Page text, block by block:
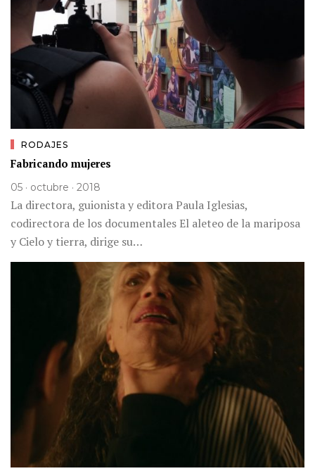
RODAJES
Fabricando mujeres
05 · octubre · 2018
La directora, guionista y editora Paula Iglesias,
codirectora de los documentales El aleteo de la mariposa
y Cielo y tierra, dirige su…